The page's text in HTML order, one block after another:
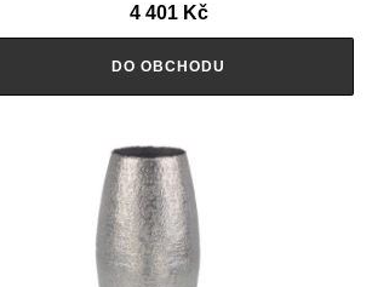
4 401 Kč
DO OBCHODU